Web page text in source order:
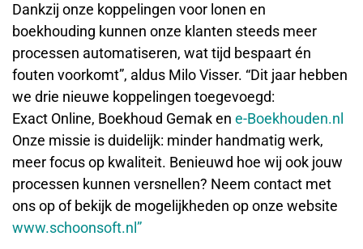
Dankzij onze koppelingen voor lonen en
boekhouding kunnen onze klanten steeds meer
processen automatiseren, wat tijd bespaart én
fouten voorkomt”, aldus Milo Visser. “Dit jaar hebben
we drie nieuwe koppelingen toegevoegd:
Exact Online, Boekhoud Gemak en e-Boekhouden.nl
Onze missie is duidelijk: minder handmatig werk,
meer focus op kwaliteit. Benieuwd hoe wij ook jouw
processen kunnen versnellen? Neem contact met
ons op of bekijk de mogelijkheden op onze website
www.schoonsoft.nl”